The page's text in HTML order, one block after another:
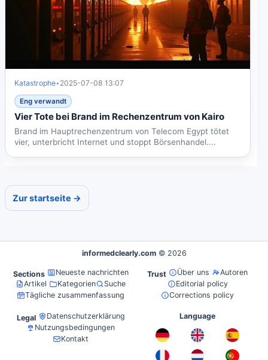
Katastrophe• 2025-07-08 13:07
Eng verwandt
Vier Tote bei Brand im Rechenzentrum von Kairo
Brand im Hauptrechenzentrum von Telecom Egypt tötet
vier, unterbricht Internet und stoppt Börsenhandel....
Zur startseite →
informedclearly.com © 2026
Sections
Neueste nachrichten
Artikel
Kategorien
Suche
Tägliche zusammenfassung
Trust Über uns
Autoren
Editorial policy
Corrections policy
Legal
Datenschutzerklärung
Nutzungsbedingungen
Kontakt
Language